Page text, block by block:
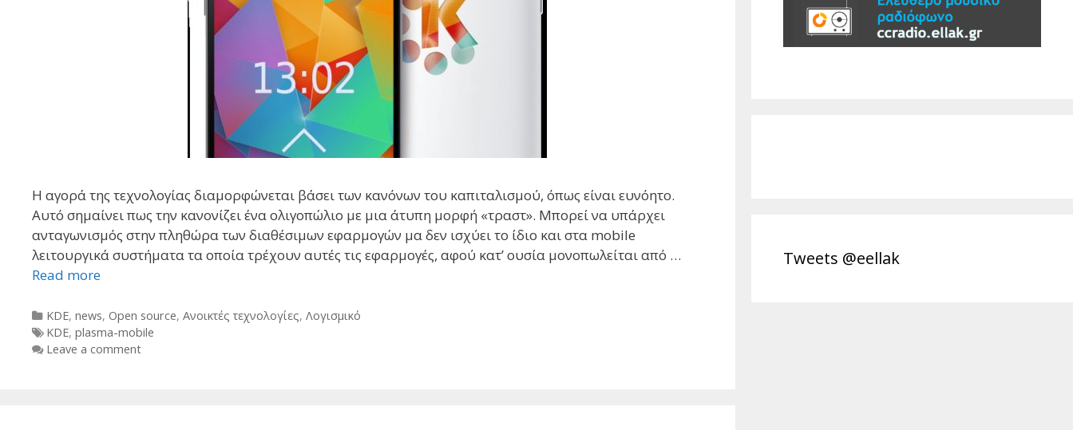
Η αγορά της τεχνολογίας διαμορφώνεται βάσει των κανόνων του καπιταλισμού, όπως είναι ευνόητο.
Αυτό σημαίνει πως την κανονίζει ένα ολιγοπώλιο με μια άτυπη μορφή «τραστ». Μπορεί να υπάρχει
ανταγωνισμός στην πληθώρα των διαθέσιμων εφαρμογών μα δεν ισχύει το ίδιο και στα mobile
λειτουργικά συστήματα τα οποία τρέχουν αυτές τις εφαρμογές, αφού κατ’ ουσία μονοπωλείται από …
Read more
Categories
KDE, news, Open source, Ανοικτές τεχνολογίες, Λογισμικό
Tags
KDE, plasma-mobile
Leave a comment
Tweets @eellak